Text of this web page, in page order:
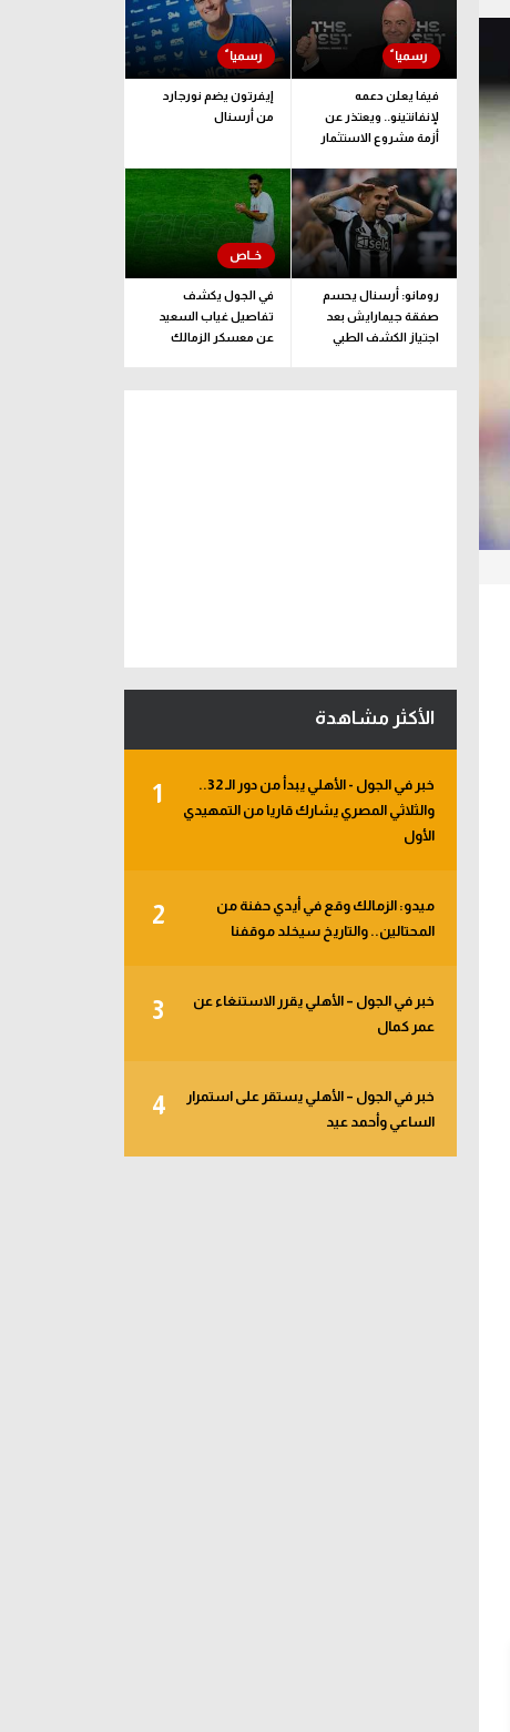
فيفا يعلن دعمه
لإنفانتينو.. ويعتذر عن
أزمة مشروع الاستثمار
إيفرتون يضم نورجارد
من أرسنال
رومانو: أرسنال يحسم
صفقة جيمارايش بعد
اجتياز الكشف الطبي
في الجول يكشف
تفاصيل غياب السعيد
عن معسكر الزمالك
الأكثر مشاهدة
1
خبر في الجول - الأهلي يبدأ من دور الـ 32..
والثلاثي المصري يشارك قاريا من التمهيدي
الأول
2
ميدو: الزمالك وقع في أيدي حفنة من
المحتالين.. والتاريخ سيخلد موقفنا
3
خبر في الجول – الأهلي يقرر الاستنغاء عن
عمر كمال
4
خبر في الجول – الأهلي يستقر على استمرار
الساعي وأحمد عيد